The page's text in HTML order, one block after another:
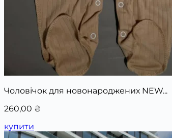
Чоловічок для новонароджених NEW...
260,00 ₴
купити